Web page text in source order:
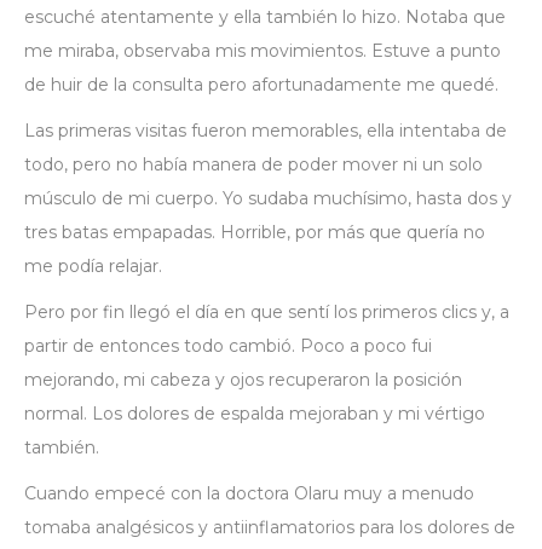
escuché atentamente y ella también lo hizo. Notaba que
me miraba, observaba mis movimientos. Estuve a punto
de huir de la consulta pero afortunadamente me quedé.
Las primeras visitas fueron memorables, ella intentaba de
todo, pero no había manera de poder mover ni un solo
músculo de mi cuerpo. Yo sudaba muchísimo, hasta dos y
tres batas empapadas. Horrible, por más que quería no
me podía relajar.
Pero por fin llegó el día en que sentí los primeros clics y, a
partir de entonces todo cambió. Poco a poco fui
mejorando, mi cabeza y ojos recuperaron la posición
normal. Los dolores de espalda mejoraban y mi vértigo
también.
Cuando empecé con la doctora Olaru muy a menudo
tomaba analgésicos y antiinflamatorios para los dolores de